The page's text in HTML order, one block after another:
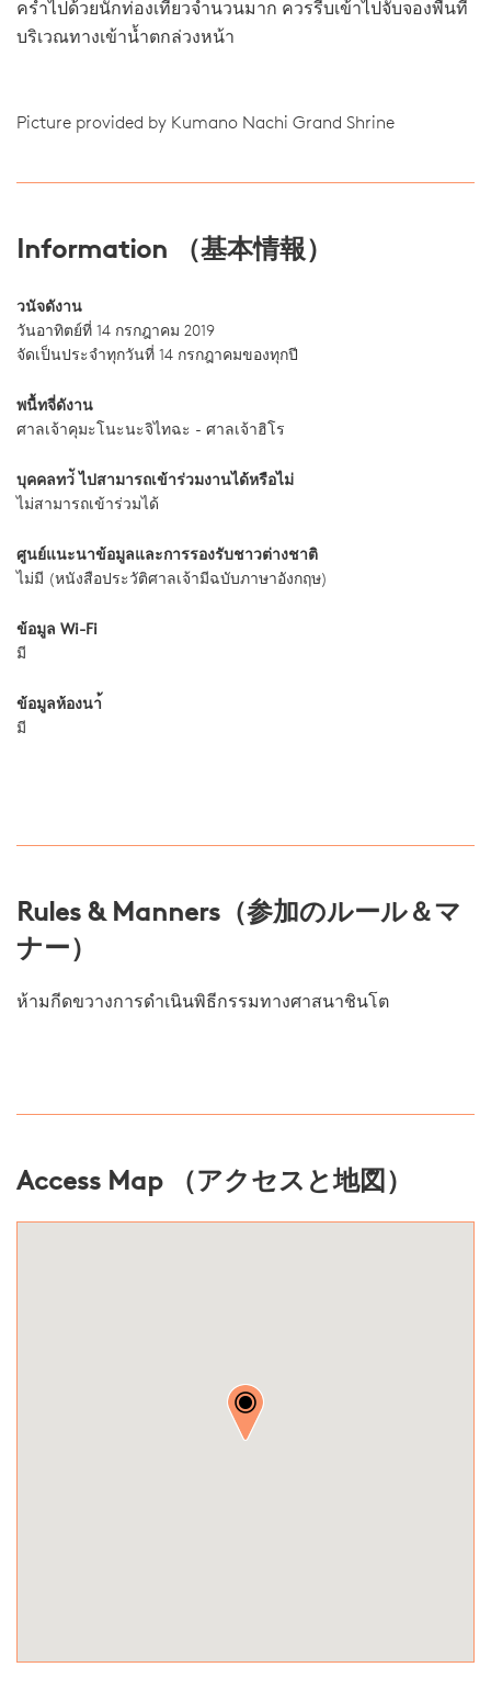
คร่ำไปด้วยนักท่องเที่ยวจำนวนมาก ควรรีบเข้าไปจับจองพื้นที่
บริเวณทางเข้าน้ำตกล่วงหน้า
Picture provided by Kumano Nachi Grand Shrine
Information （基本情報）
วนัจดังาน
วันอาทิตย์ที่ 14 กรกฎาคม 2019
จัดเป็นประจำทุกวันที่ 14 กรกฎาคมของทุกปี
พนื้ทจี่ดังาน
ศาลเจ้าคุมะโนะนะจิไทฉะ - ศาลเจ้าฮิโร
บุคคลทว่ั ไปสามารถเข้าร่วมงานได้หรือไม่
ไม่สามารถเข้าร่วมได้
ศูนย์แนะนาข้อมูลและการรองรับชาวต่างชาติ
ไม่มี (หนังสือประวัติศาลเจ้ามีฉบับภาษาอังกฤษ)
ข้อมูล Wi-Fi
มี
ข้อมูลห้องนา้
มี
Rules & Manners（参加のルール＆マ
ナー）
ห้ามกีดขวางการดำเนินพิธีกรรมทางศาสนาชินโต
Access Map （アクセスと地図）